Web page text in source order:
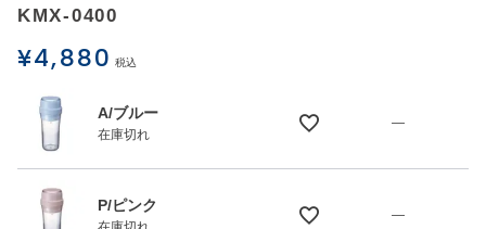
KMX-0400
¥4,880 税込
A/ブルー
在庫切れ
—
P/ピンク
—